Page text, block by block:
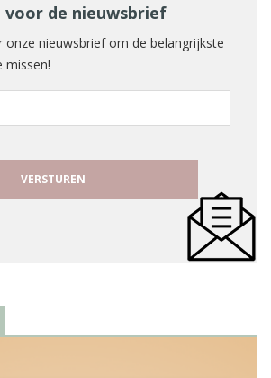
voor de nieuwsbrief
onze nieuwsbrief om de belangrijkste
missen!